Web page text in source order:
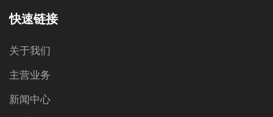
快速链接
关于我们
主营业务
新闻中心